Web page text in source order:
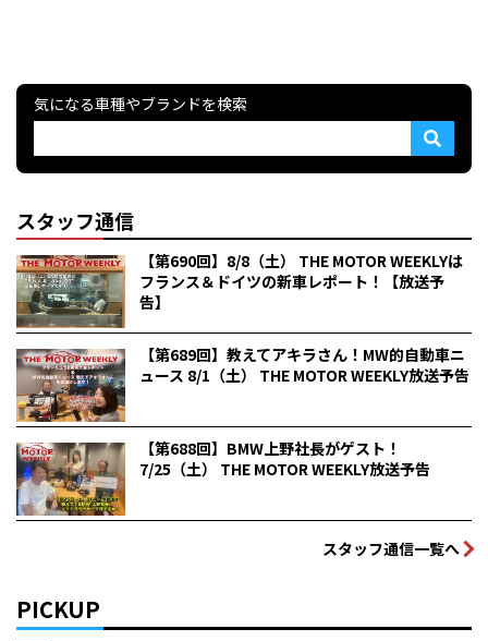
気になる車種やブランドを検索
スタッフ通信
【第690回】8/8（土） THE MOTOR WEEKLYは
フランス＆ドイツの新車レポート！【放送予
告】
【第689回】教えてアキラさん！MW的自動車ニ
ュース 8/1（土） THE MOTOR WEEKLY放送予告
【第688回】BMW上野社長がゲスト！
7/25（土） THE MOTOR WEEKLY放送予告
スタッフ通信一覧へ
PICKUP